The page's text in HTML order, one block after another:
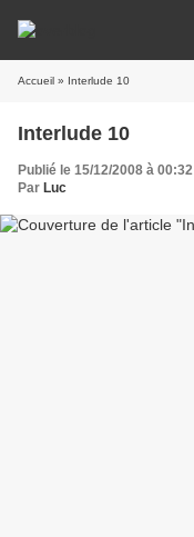
Accueil » Interlude 10
Interlude 10
Publié le 15/12/2008 à 00:32
Par Luc